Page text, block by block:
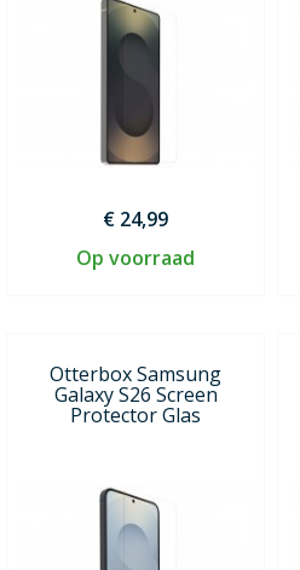
€ 24,99
Op voorraad
Otterbox Samsung
Galaxy S26 Screen
Protector Glas